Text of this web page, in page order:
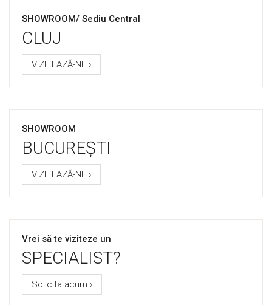
SHOWROOM/ Sediu Central
CLUJ
VIZITEAZĂ-NE ›
SHOWROOM
BUCUREȘTI
VIZITEAZĂ-NE ›
Vrei să te viziteze un
SPECIALIST?
Solicita acum ›